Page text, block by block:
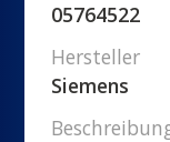
05764522
Hersteller
Siemens